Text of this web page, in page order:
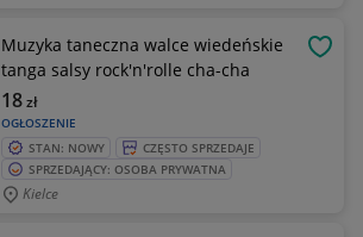
Muzyka taneczna walce wiedeńskie
tanga salsy rock'n'rolle cha-cha
OGŁOSZENIE
18zł
STAN: NOWY
CZĘSTO SPRZEDAJE
SPRZEDAJĄCY: OSOBA PRYWATNA
Kielce